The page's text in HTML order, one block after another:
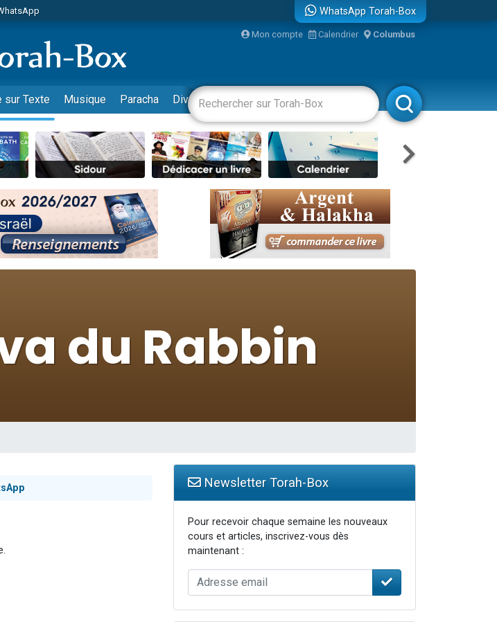
1 Journée de Vacances Pour les Enfants
sur Zoom
Diane, 80 ans, dans un appartement insalubre
5 jours de vacances aux Orphelins
Zoom
WhatsApp Torah-Box
Mon compte Calendrier Columbus
sur Texte Musique Paracha Divertissements Livres Rabbanim
Newsletter Torah-Box
Pour recevoir chaque semaine les nouveaux
cours et articles, inscrivez-vous dès
maintenant :